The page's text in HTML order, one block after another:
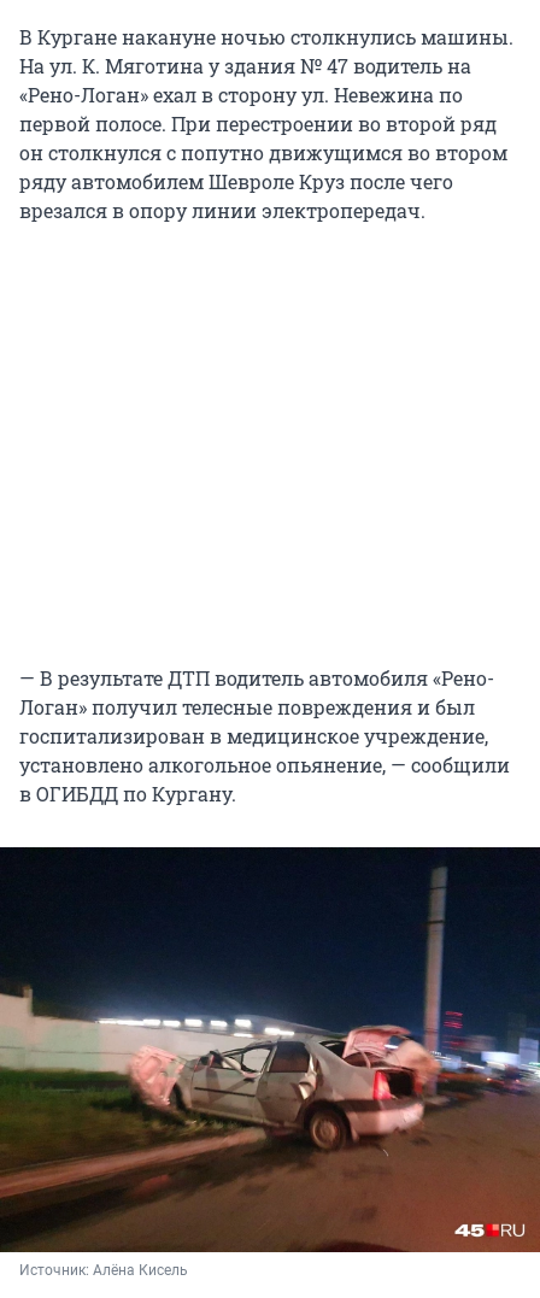
В Кургане накануне ночью столкнулись машины.
На ул. К. Мяготина у здания № 47 водитель на
«Рено-Логан» ехал в сторону ул. Невежина по
первой полосе. При перестроении во второй ряд
он столкнулся с попутно движущимся во втором
ряду автомобилем Шевроле Круз после чего
врезался в опору линии электропередач.
— В результате ДТП водитель автомобиля «Рено-
Логан» получил телесные повреждения и был
госпитализирован в медицинское учреждение,
установлено алкогольное опьянение, — сообщили
в ОГИБДД по Кургану.
Источник: Алёна Кисель